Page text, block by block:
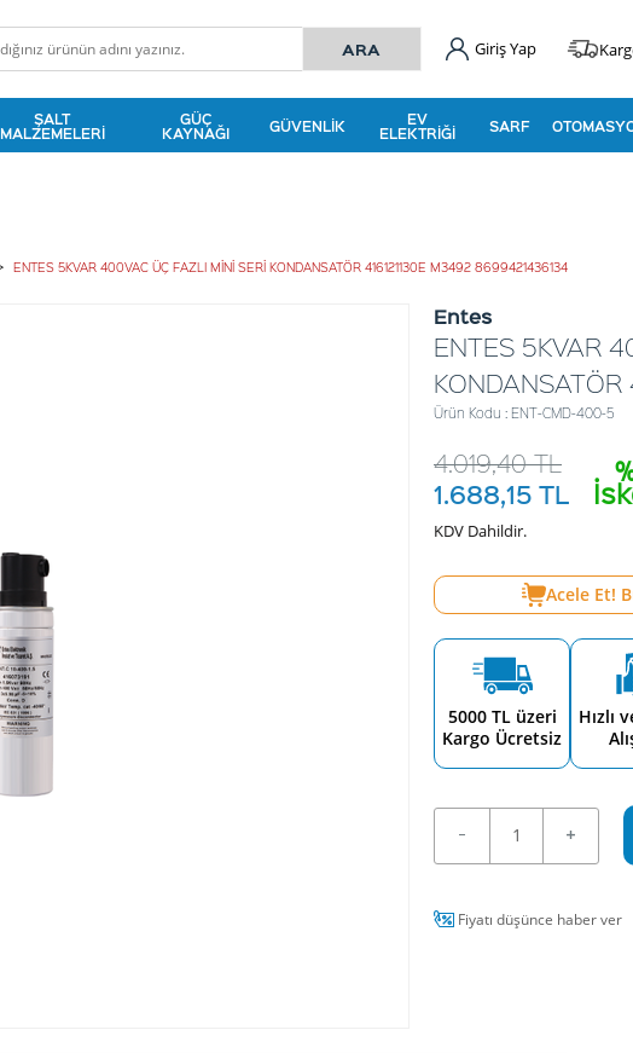
Giriş Yap
ŞALT
MALZEMELERI
GÜÇ
KAYNAĞI GÜVENLIK EV
ELEKTRIĞI SARF
ENTES 5KVAR 400VAC ÜÇ FAZLI MİNİ SERİ KONDANSATÖR 416121130E M3492 8699421436134
Entes
ENTES 5KVAR
KONDANSATÖR
Ürün Kodu : ENT-CMD-400-5
4.019,40TL
1.688,15 TL
KDV Dahildir.
Acele Et!
5000 TL üzeri
Kargo Ücretsiz
Hızlı
Fiyatı düşünce haber ver